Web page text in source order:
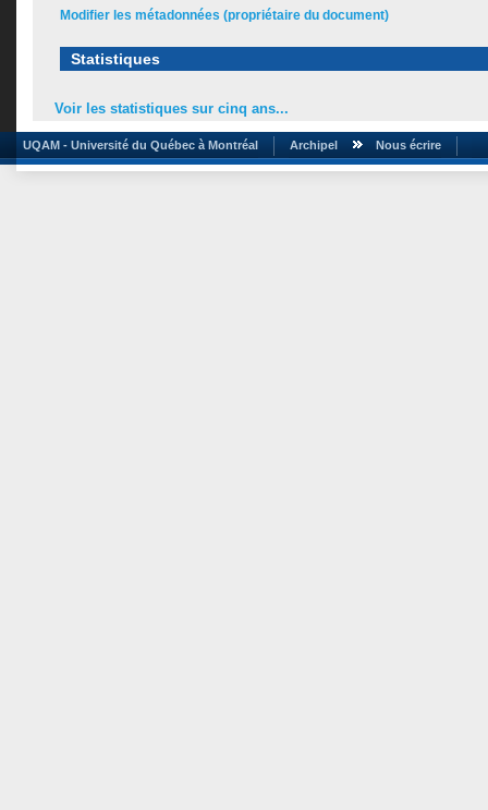
Modifier les métadonnées (propriétaire du document)
Statistiques
Voir les statistiques sur cinq ans...
UQAM - Université du Québec à Montréal Archipel Nous écrire